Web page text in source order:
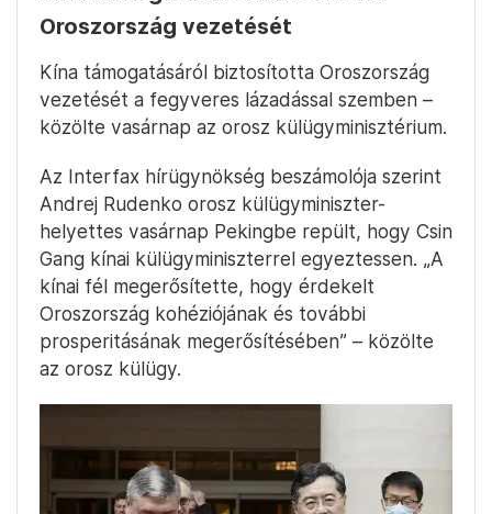
Oroszország vezetését
Kína támogatásáról biztosította Oroszország
vezetését a fegyveres lázadással szemben –
közölte vasárnap az orosz külügyminisztérium.
Az Interfax hírügynökség beszámolója szerint
Andrej Rudenko orosz külügyminiszter-
helyettes vasárnap Pekingbe repült, hogy Csin
Gang kínai külügyminiszterrel egyeztessen. „A
kínai fél megerősítette, hogy érdekelt
Oroszország kohéziójának és további
prosperitásának megerősítésében” – közölte
az orosz külügy.